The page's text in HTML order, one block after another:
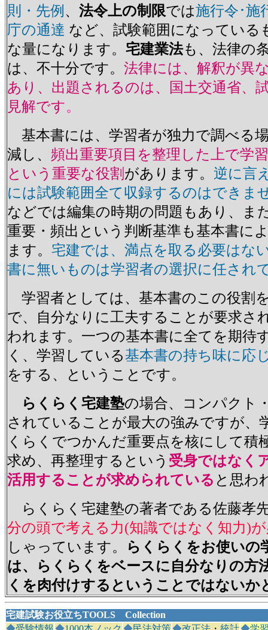
則・先例 、 法令上の制限では施行令･施
庁の通達 など、試験範囲になっている
な量になります。 宅建業法も、法律の
は、不十分です。 法律には、解釈が異
あり、出題されるのは、国土交通省、
見解です。
基本書には、学習者が独力で調べる
減し、 頻出重要項目を整理した上で学
という重要な役割 があります。 逆に言
には試験範囲全て収録するのはできま
などでは編集の時期の問題もあり、ま
重要・頻出という判断基準も基本書に
ます。 宅建では、満点を取る必要はな
書に無いものは学習者の選択に任され
学習者としては、基本書のこの役割
で、自分なりに工夫することが要求さ
われます。一つの基本書に全てを期待
く、学習している基本書の持ち味に応
をする、ということです。
らくらく宅建塾の場合、コンパクト
されていることが最大の強みですが、
くらくでつかんだ重要点を核にして積
求め、再整理するという 受身ではなく
活用することが求められている と思わ
らくらく宅建塾の著者である佐藤孝
分の頭で考える力(知識ではなく知力)
しゃっています。
らくらくをお使いの
は、らくらくをベースに自分なりの方
くを肉付けするということではないか
宅建試験お役立ちTOOLS Collection